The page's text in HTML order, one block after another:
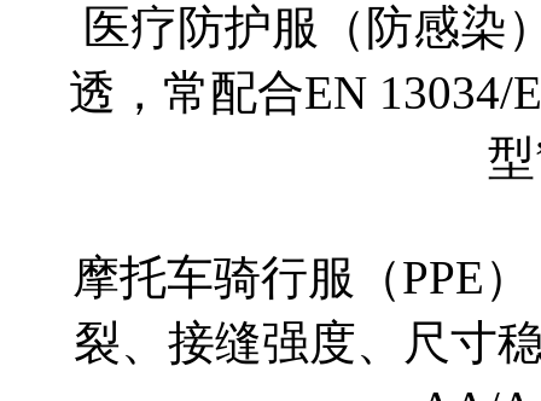
医疗防护服（防感染
透，常配合EN 13034/
摩托车骑行服（PPE
裂、接缝强度、尺寸